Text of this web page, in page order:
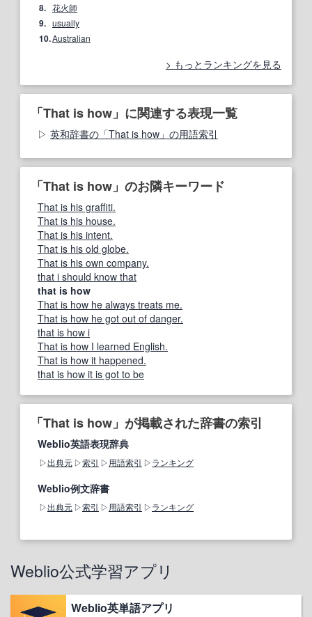
8. 花火師
9. usually
10.Australian
もっとランキングを見る
「That is how」に関連する表現一覧
英和辞書の「That is how」の用語索引
「That is how」のお隣キーワード
That is his graffiti.
That is his house.
That is his intent.
That is his old globe.
That is his own company.
that i should know that
that is how
That is how he always treats me.
That is how he got out of danger.
that is how i
That is how I learned English.
That is how it happened.
that is how it is got to be
「That is how」が掲載された辞書の索引
Weblio英語表現辞典
出典元 索引 用語索引 ランキング
Weblio例文辞書
出典元 索引 用語索引 ランキング
Weblio公式学習アプリ
Weblio英単語アプリ